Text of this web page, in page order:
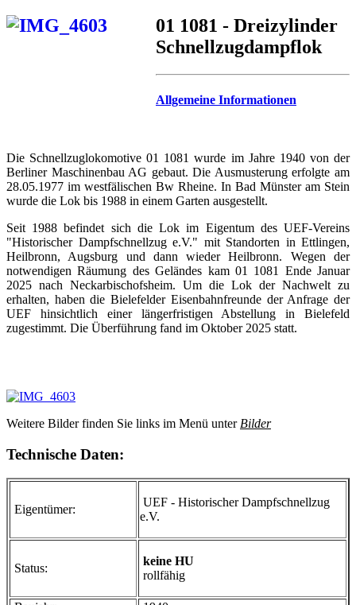
01 1081 - Dreizylinder
Schnellzugdampflok
Allgemeine Informationen
Die Schnellzuglokomotive 01 1081 wurde im Jahre 1940 von der
Berliner Maschinenbau AG gebaut. Die Ausmusterung erfolgte am
28.05.1977 im westfälischen Bw Rheine. In Bad Münster am Stein
wurde die Lok bis 1988 in einem Garten ausgestellt.
Seit 1988 befindet sich die Lok im Eigentum des UEF-Vereins
"Historischer Dampfschnellzug e.V." mit Standorten in Ettlingen,
Heilbronn, Augsburg und dann wieder Heilbronn. Wegen der
notwendigen Räumung des Geländes kam 01 1081 Ende Januar
2025 nach Neckarbischofsheim. Um die Lok der Nachwelt zu
erhalten, haben die Bielefelder Eisenbahnfreunde der Anfrage der
UEF hinsichtlich einer längerfristigen Abstellung in Bielefeld
zugestimmt. Die Überführung fand im Oktober 2025 statt.
Weitere Bilder finden Sie links im Menü unter Bilder
Technische Daten:
Eigentümer:
UEF - Historischer Dampfschnellzug
e.V.
Status:
keine HU
rollfähig